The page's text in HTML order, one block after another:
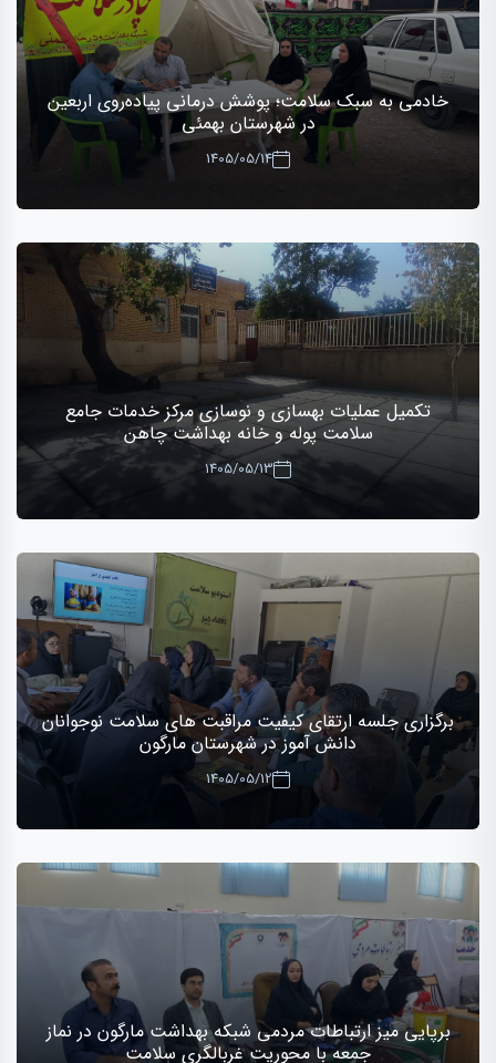
خادمی به سبک سلامت؛ پوشش درمانی پیاده‌روی اربعین
در شهرستان بهمئی
1405/05/14
تکمیل عملیات بهسازی و نوسازی مرکز خدمات جامع
سلامت پوله و خانه بهداشت چاهن
1405/05/13
برگزاری جلسه ارتقای کیفیت مراقبت های سلامت نوجوانان
دانش آموز در شهرستان مارگون
1405/05/12
برپایی میز ارتباطات مردمی شبکه بهداشت مارگون در نماز
جمعه با محوریت غربالگری سلامت